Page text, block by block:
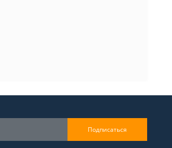
Подписаться